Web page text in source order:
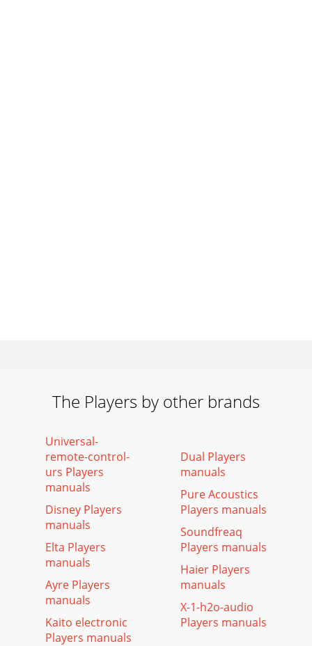
The Players by other brands
Universal-
remote-control-
urs Players
manuals
Disney Players
manuals
Elta Players
manuals
Ayre Players
manuals
Kaito electronic
Players manuals
Dual Players
manuals
Pure Acoustics
Players manuals
Soundfreaq
Players manuals
Haier Players
manuals
X-1-h2o-audio
Players manuals